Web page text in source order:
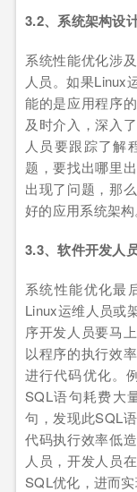
3.2、系统架构设
系统性能优化涉
人员。如果Linux
能的是应用程序
及时介入，深入
人员要跟踪了解
题，要找出哪里
出现了问题，那
好的应用系统架构
3.3、软件开发人
系统性能优化最
Linux运维人员或
序开发人员要马
以程序的执行效
进行代码优化。
SQL语句耗费大
句，发现此SQL
代码执行效率低
人员，开发人员
SQL优化，进而实